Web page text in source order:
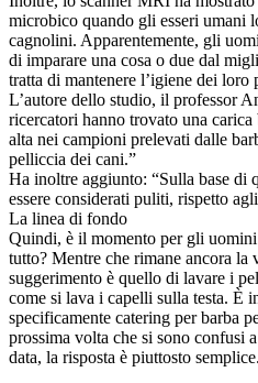
microbico quando gli esseri umani
cagnolini. Apparentemente, gli
di imparare una cosa o due dal
tratta di mantenere l’igiene dei loro
L’autore dello studio, il professor
ricercatori hanno trovato una
alta nei campioni prelevati dalle
pelliccia dei cani.”
Ha inoltre aggiunto: “Sulla base di
essere considerati puliti, rispetto
La linea di fondo
Quindi, è il momento per gli
tutto? Mentre che rimane ancora la
suggerimento è quello di lavare i
come si lava i capelli sulla testa. È
specificamente catering per barba
prossima volta che si sono confusi
data, la risposta è piuttosto semplice.